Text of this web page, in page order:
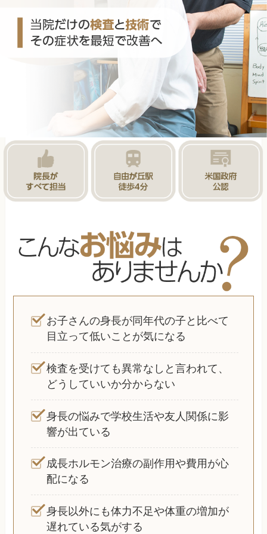
お子さんの身長が同年代の子と比べて
目立って低いことが気になる
検査を受けても異常なしと言われて、
どうしていいか分からない
身長の悩みで学校生活や友人関係に影
響が出ている
成長ホルモン治療の副作用や費用が心
配になる
身長以外にも体力不足や体重の増加が
遅れている気がする